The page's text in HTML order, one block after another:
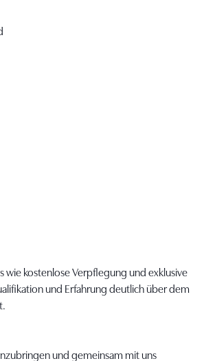
wie kostenlose Verpflegung und exklusive
und Erfahrung deutlich über dem
und gemeinsam mit uns